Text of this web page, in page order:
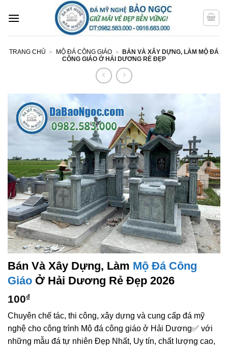
qua
TRANG CHỦ » MỘ ĐÁ CÔNG GIÁO »
BÁN VÀ XÂY DỰNG, LÀM MỘ ĐÁ
CÔNG GIÁO Ở HẢI DƯƠNG RẺ ĐẸP
Bán Và Xây Dựng, Làm Mộ Đá Công
Giáo Ở Hải Dương Rẻ Đẹp 2026
100₫
Chuyên chế tác, thi công, xây dựng và cung cấp đá mỹ
nghệ cho công trình Mộ đá công giáo ở Hải Dương✅ với
những mẫu đá tự nhiên Đẹp Nhất, Uy tín, chất lượng cao,